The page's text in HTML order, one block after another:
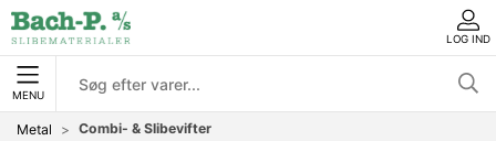
LOG IND
MENU
Metal Combi- & Slibevifter